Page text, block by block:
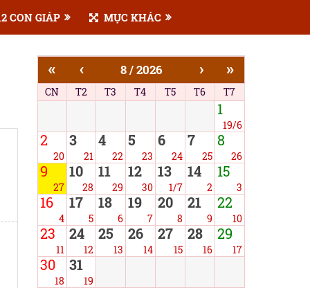
CON GIÁP MỤC KHÁC
« ‹ 8 / 2026 › »
CN T2 T3 T4 T5 T6 T7
1
19/6
2
20
3
21
4
22
5
23
6
24
7
25
8
26
9
27
10
28
11
29
12
30
13
1/7
14
2
15
3
16
4
17
5
18
6
19
7
20
8
21
9
22
10
23
11
24
12
25
13
26
14
27
15
28
16
29
17
30
18
31
19